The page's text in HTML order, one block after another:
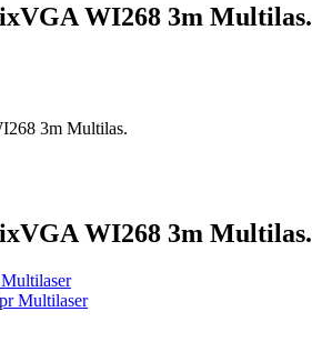
WI268 3m Multilas.
3m Multilas.
WI268 3m Multilas.
Multilaser